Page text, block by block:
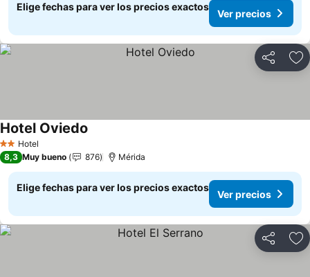
Elige fechas para ver los precios exactos
Ver precios
Compartir
2 Estrellas
Hotel
Hotel Oviedo
8,3 Muy bueno 876 Mérida
Elige fechas para ver los precios exactos
Ver precios
Compartir